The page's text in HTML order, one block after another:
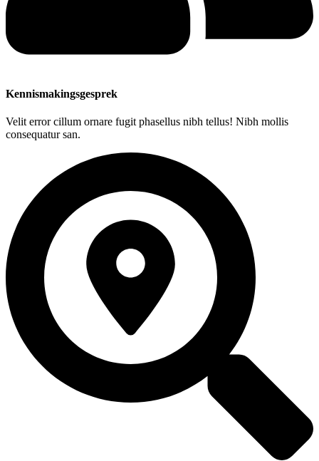
Kennismakingsgesprek
Velit error cillum ornare fugit phasellus nibh tellus! Nibh mollis
consequatur san.